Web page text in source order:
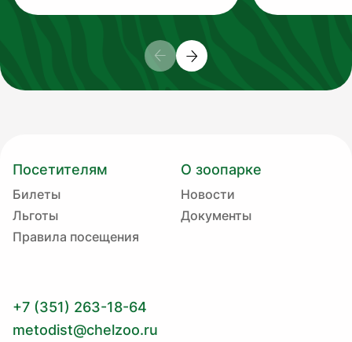
Посетителям
Билеты
Льготы
Правила посещения
О зоопарке
Новости
Документы
+7 (351) 263-18-64
metodist@chelzoo.ru